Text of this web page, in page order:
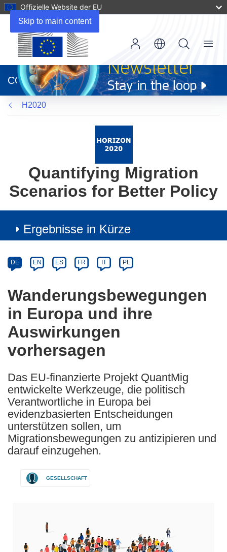
Skip to main content
Offizielle Website der EU
neuem
Fenster)
CORDIS
Menu
H2020
Quantifying Migration
Scenarios for Better Policy
Ergebnisse in Kürze
Category
Article
available
the
following
languages:
DE EN ES FR IT PL
Wanderungsbewegungen
in Europa und ihre
Auswirkungen
vorhersagen
Das EU-finanzierte Projekt QuantMig
entwickelte Werkzeuge, die politisch
Verantwortliche in Europa bei
evidenzbasierten Entscheidungen
unterstützen sollen, um
Migrationsbewegungen zu antizipieren und
darauf einzugehen.
GESELLSCHAFT